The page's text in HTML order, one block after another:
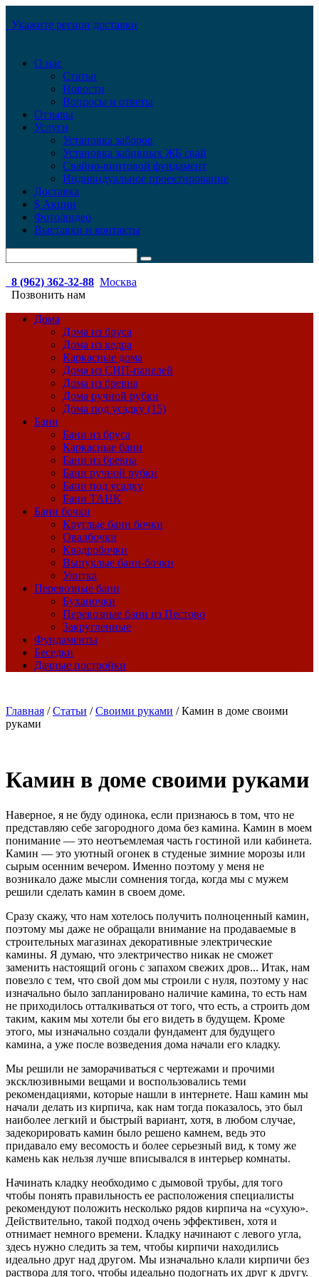
Укажите регион доставки
О нас
Статьи
Новости
Вопросы и ответы
Отзывы
Услуги
Установка заборов
Установка забивных ЖБ свай
Свайно-винтовой фундамент
Индивидуальное проектирование
Доставка
$ Акции
Фото/видео
Выставки и контакты
8 (962) 362-32-88 Москва
Позвонить нам
Дома
Дома из бруса
Дома из кедра
Каркасные дома
Дома из СИП-панелей
Дома из бревна
Дома ручной рубки
Дома под усадку (15)
Бани
Бани из бруса
Каркасные бани
Бани из бревна
Бани ручной рубки
Бани под усадку
Бани ТАНК
Бани бочки
Круглые бани бочки
Овалбочки
Квадробочки
Выпуклые бани-бочки
Улитка
Перевозные бани
Буханочки
Перевозные бани из Пестово
Закругленные
Фундаменты
Беседки
Дачные постройки
Главная /Статьи /Своими руками /Камин в доме своими
руками
Камин в доме своими руками
Наверное, я не буду одинока, если признаюсь в том, что не
представляю себе загородного дома без камина. Камин в моем
понимание — это неотъемлемая часть гостиной или кабинета.
Камин — это уютный огонек в студеные зимние морозы или
сырым осенним вечером. Именно поэтому у меня не
возникало даже мысли сомнения тогда, когда мы с мужем
решили сделать камин в своем доме.
Сразу скажу, что нам хотелось получить полноценный камин,
поэтому мы даже не обращали внимание на продаваемые в
строительных магазинах декоративные электрические
камины. Я думаю, что электричество никак не сможет
заменить настоящий огонь с запахом свежих дров... Итак, нам
повезло с тем, что свой дом мы строили с нуля, поэтому у нас
изначально было запланировано наличие камина, то есть нам
не приходилось отталкиваться от того, что есть, а строить дом
таким, каким мы хотели бы его видеть в будущем. Кроме
этого, мы изначально создали фундамент для будущего
камина, а уже после возведения дома начали его кладку.
Мы решили не заморачиваться с чертежами и прочими
эксклюзивными вещами и воспользовались теми
рекомендациями, которые нашли в интернете. Наш камин мы
начали делать из кирпича, как нам тогда показалось, это был
наиболее легкий и быстрый вариант, хотя, в любом случае,
задекорировать камин было решено камнем, ведь это
придавало ему весомость и более серьезный вид, к тому же
камень как нельзя лучше вписывался в интерьер комнаты.
Начинать кладку необходимо с дымовой трубы, для того
чтобы понять правильность ее расположения специалисты
рекомендуют положить несколько рядов кирпича на «сухую».
Действительно, такой подход очень эффективен, хотя и
отнимает немного времени. Кладку начинают с левого угла,
здесь нужно следить за тем, чтобы кирпичи находились
идеально друг над другом. Мы изначально клали кирпичи без
раствора для того, чтобы идеально подогнать их друг к другу.